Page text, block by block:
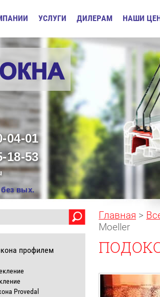
УСЛУГИ ДИЛЕРАМ НАШИ
04-01
18-53
без вых.
Главная >
Moeller
профилем
Provedal